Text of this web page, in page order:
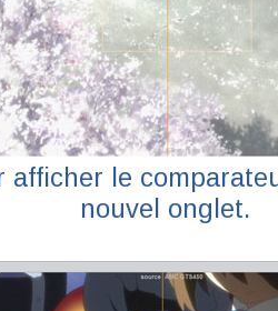
afficher le
nouvel onglet.